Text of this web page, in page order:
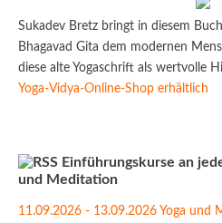
Sukadev Bretz bringt in diesem
Bhagavad Gita dem modernen
diese alte Yogaschrift als wertvolle
Yoga-Vidya-Online-Shop erhältlich
Einführungskurse an
und Meditation
11.09.2026 - 13.09.2026 Yoga und